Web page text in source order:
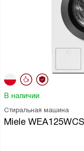
В наличии
Стиральная машина
Miele WEA125WCS